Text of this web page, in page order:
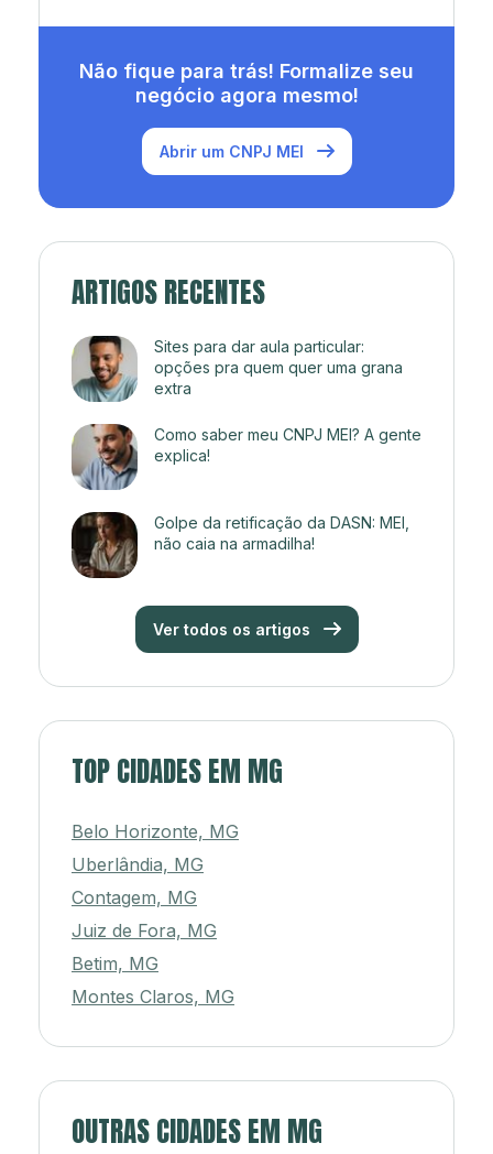
Não fique para trás! Formalize seu
negócio agora mesmo!
Abrir um CNPJ MEI
ARTIGOS RECENTES
Sites para dar aula particular:
opções pra quem quer uma grana
extra
Como saber meu CNPJ MEI? A gente
explica!
Golpe da retificação da DASN: MEI,
não caia na armadilha!
Ver todos os artigos
TOP CIDADES EM MG
Belo Horizonte, MG
Uberlândia, MG
Contagem, MG
Juiz de Fora, MG
Betim, MG
Montes Claros, MG
OUTRAS CIDADES EM MG